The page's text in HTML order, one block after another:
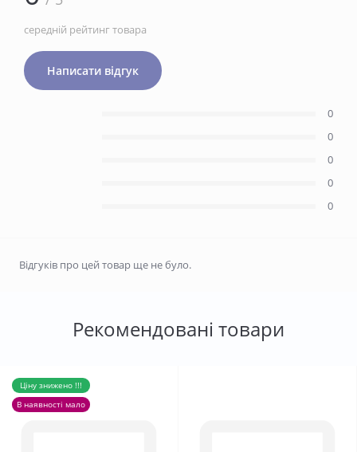
середній рейтинг товара
Написати відгук
0
0
0
0
0
Відгуків про цей товар ще не було.
Рекомендовані товари
Ціну знижено !!!
В наявності мало